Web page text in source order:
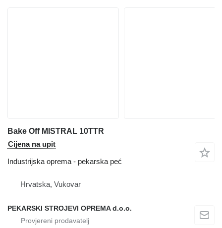
Bake Off MISTRAL 10TTR
Cijena na upit
Industrijska oprema - pekarska peć
Hrvatska, Vukovar
PEKARSKI STROJEVI OPREMA d.o.o.